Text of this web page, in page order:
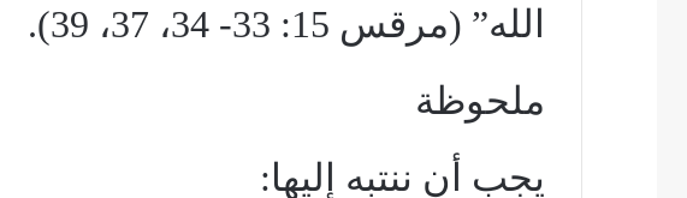
الله” (مرقس 15: 33- 34، 37، 39).
ملحوظة
يجب أن ننتبه إليها: